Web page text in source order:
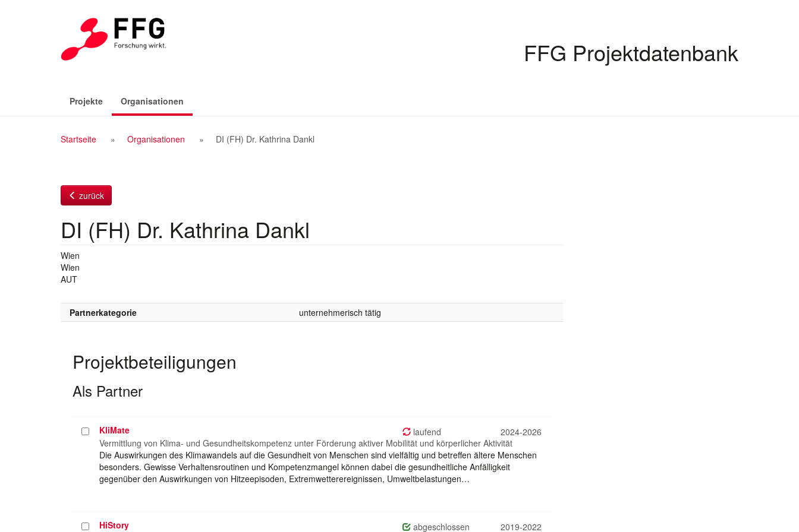
FFG Projektdatenbank
Projekte Organisationen
Breadcrumb
Startseite Organisationen DI (FH) Dr. Kathrina Dankl
zurück
DI (FH) Dr. Kathrina Dankl
Wien
Wien
AUT
Partnerkategorie unternehmerisch tätig
Projektbeteiligungen
Als Partner
Projekt
auswählen
KliMate laufend
2024-2026
Vermittlung von Klima- und Gesundheitskompetenz unter Förderung aktiver Mobilität und körperlicher Aktivität
Die Auswirkungen des Klimawandels auf die Gesundheit von Menschen sind vielfältig und betreffen ältere Menschen
besonders. Gewisse Verhaltensroutinen und Kompetenzmangel können dabei die gesundheitliche Anfälligkeit
gegenüber den Auswirkungen von Hitzeepisoden, Extremwetterereignissen, Umweltbelastungen…
ProjektHiStory abgeschlossen
2019-2022